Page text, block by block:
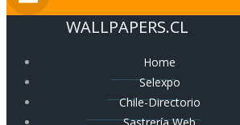
WALLPAPERS.CL
Home
Selexpo
Chile-Directorio
Sastrería Web